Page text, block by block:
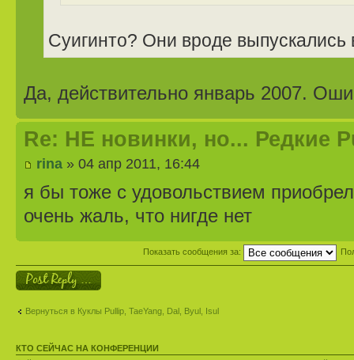
Суигинто? Они вроде выпускались
Да, действительно январь 2007.
Re: НЕ новинки, но... Редкие
rina » 04 апр 2011, 16:44
я бы тоже с удовольствием
очень жаль, что нигде нет
Показать сообщения за:
Ответить
Вернуться в Куклы Pullip, TaeYang, Dal, Byul, Isul
КТО СЕЙЧАС НА КОНФЕРЕНЦИИ